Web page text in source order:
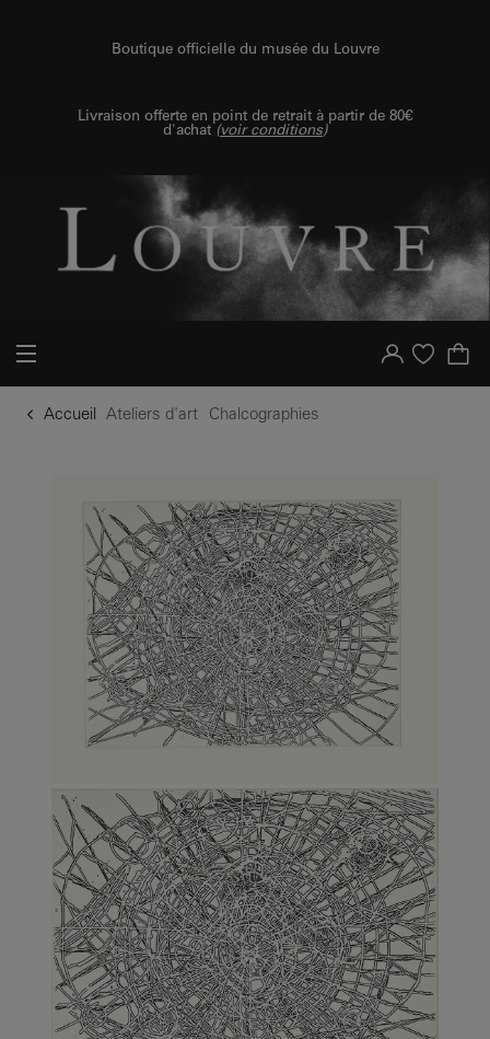
Boutique officielle du musée du Louvre
Livraison offerte en point de retrait à partir de 80€
d'achat (voir conditions)
Votre compte
Liste d'achat
Accueil Ateliers d'art Chalcographies